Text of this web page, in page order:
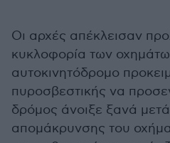
Οι αρχές απέκλεισαν
κυκλοφορία των
αυτοκινητόδρομο
πυροσβεστικής να
δρόμος άνοιξε ξανά
απομάκρυνσης του